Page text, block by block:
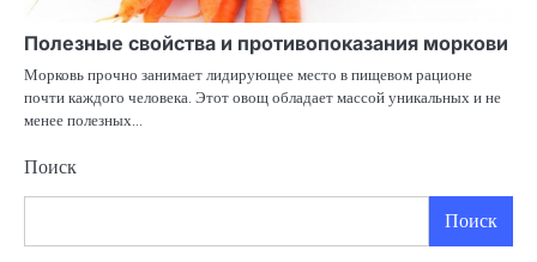
Полезные свойства и противопоказания моркови
Морковь прочно занимает лидирующее место в пищевом рационе
почти каждого человека. Этот овощ обладает массой уникальных и не
менее полезных…
Поиск
Поиск